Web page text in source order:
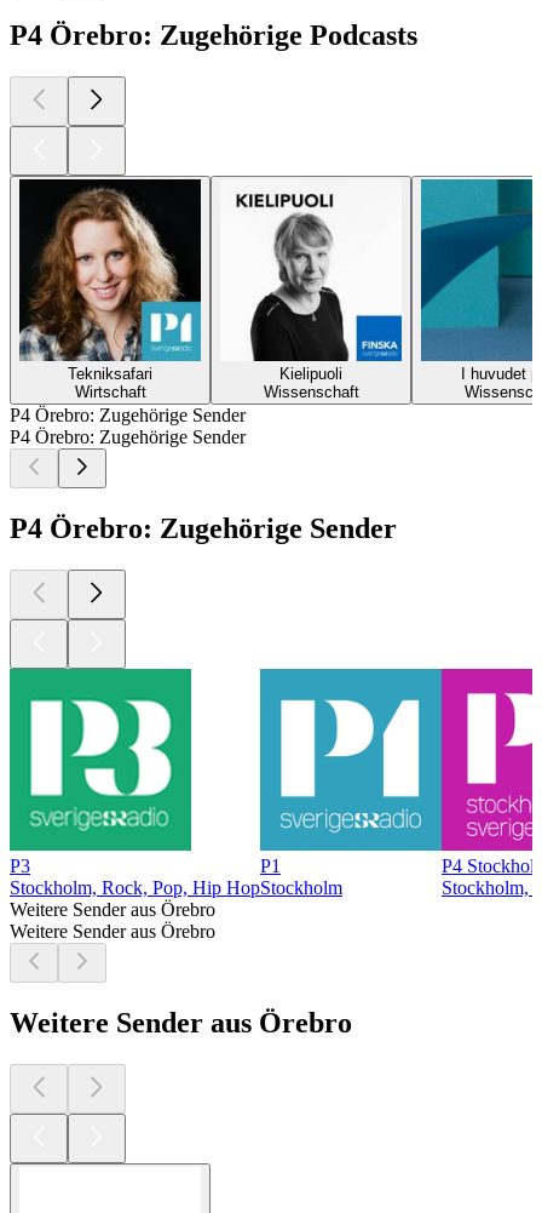
P4 Örebro: Zugehörige Podcasts
Tekniksafari
Wirtschaft
Kielipuoli
Wissenschaft
I huvudet
P4 Örebro: Zugehörige Sender
P4 Örebro: Zugehörige Sender
P4 Örebro: Zugehörige Sender
P3
Stockholm, Rock, Pop, Hip Hop
P1
Stockholm
P4
Stockholm,
Weitere Sender aus Örebro
Weitere Sender aus Örebro
Weitere Sender aus Örebro